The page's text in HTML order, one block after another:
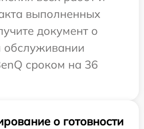
выполненных
документ о
обслуживании
сроком на 36
о готовности